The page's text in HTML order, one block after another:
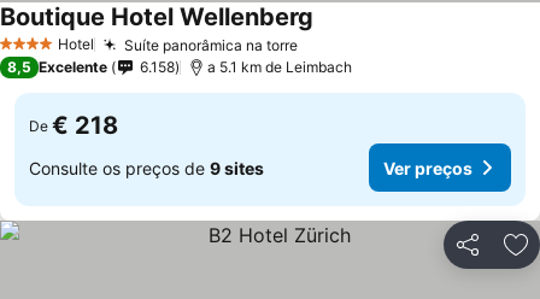
4 EstrelasHotel Suíte panorâmica na torreVer preços
Boutique Hotel Wellenberg
8,5 Excelente 6.158 a 5.1 km de Leimbach
De € 218
Consulte os preços de 9 sites Ver preços
Partilhar